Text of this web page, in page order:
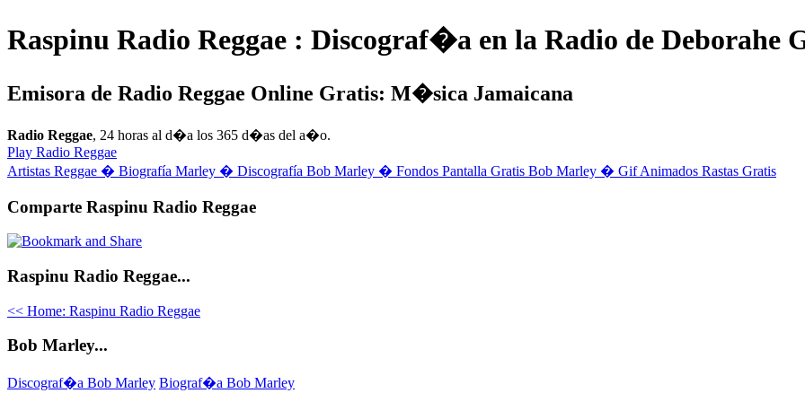
Raspinu Radio Reggae : Discograf�a en la Radio de Deborahe
Emisora de Radio Reggae Online Gratis: M�sica Jamaicana
Radio Reggae, 24 horas al d�a los 365 d�as del a�o.
Play Radio Reggae
Artistas Reggae � Biografía Marley � Discografía Bob Marley � Fondos Pantalla Gratis Bob Marley � Gif Animados Rastas Gratis
Comparte Raspinu Radio Reggae
Raspinu Radio Reggae...
<< Home: Raspinu Radio Reggae
Bob Marley...
Discograf�a Bob Marley Biograf�a Bob Marley